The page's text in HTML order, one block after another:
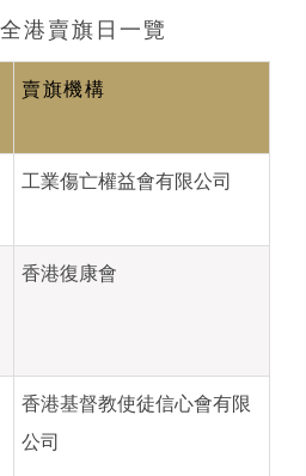
港賣旗日一覽
賣旗機構
工業傷亡權益會有限公司
香港復康會
香港基督教使徒信心會有限
公司